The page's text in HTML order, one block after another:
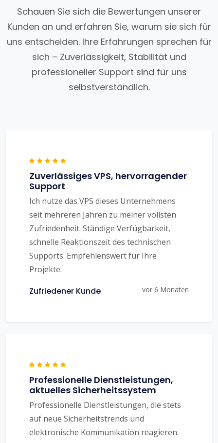
Schauen Sie sich die Bewertungen unserer
Kunden an und erfahren Sie, warum sie sich für
uns entscheiden. Ihre Erfahrungen sprechen für
sich – Zuverlässigkeit, Stabilität und
professioneller Support sind für uns
selbstverständlich.
Zuverlässiges VPS, hervorragender
Support
Ich nutze das VPS dieses Unternehmens
seit mehreren Jahren zu meiner vollsten
Zufriedenheit. Ständige Verfügbarkeit,
schnelle Reaktionszeit des technischen
Supports. Empfehlenswert für Ihre
Projekte.
Zufriedener Kunde vor 6 Monaten
Professionelle Dienstleistungen,
aktuelles Sicherheitssystem
Professionelle Dienstleistungen, die stets
auf neue Sicherheitstrends und
elektronische Kommunikation reagieren.